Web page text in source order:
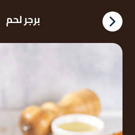
برجر لحم